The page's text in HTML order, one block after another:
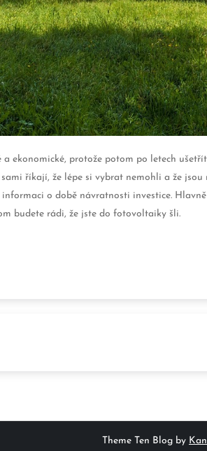
a ekonomické, protože potom po letech
říkají, že lépe si vybrat nemohli a že
o době návratnosti investice.
budete rádi, že jste do fotovoltaiky šli.
Theme Ten Blog by